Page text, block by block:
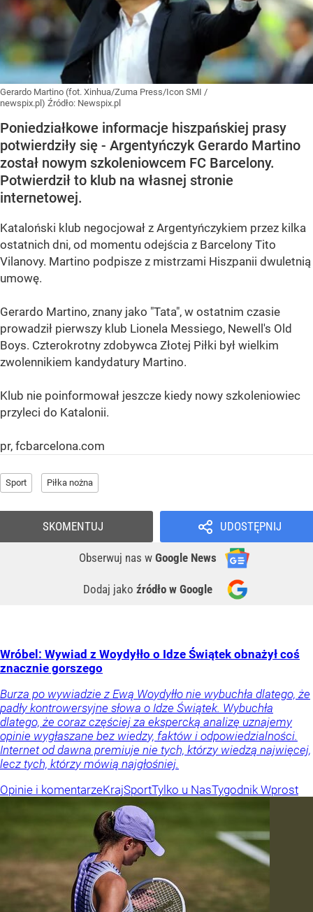
Gerardo Martino (fot. Xinhua/Zuma Press/Icon SMI /
newspix.pl) Źródło: Newspix.pl
Poniedziałkowe informacje hiszpańskiej prasy
potwierdziły się - Argentyńczyk Gerardo Martino
został nowym szkoleniowcem FC Barcelony.
Potwierdził to klub na własnej stronie
internetowej.
Kataloński klub negocjował z Argentyńczykiem przez kilka
ostatnich dni, od momentu odejścia z Barcelony Tito
Vilanovy. Martino podpisze z mistrzami Hiszpanii dwuletnią
umowę.
Gerardo Martino, znany jako "Tata", w ostatnim czasie
prowadził pierwszy klub Lionela Messiego, Newell's Old
Boys. Czterokrotny zdobywca Złotej Piłki był wielkim
zwolennikiem kandydatury Martino.
Klub nie poinformował jeszcze kiedy nowy szkoleniowiec
przyleci do Katalonii.
pr, fcbarcelona.com
Sport Piłka nożna
UDOSTĘPNIJ
Obserwuj nas w Google News
Dodaj jako źródło w Google
SKOMENTUJ
Wróbel: Wywiad z Woydyłło o Idze Świątek obnażył coś
znacznie gorszego
Burza po wywiadzie z Ewą Woydyłło nie wybuchła dlatego, że
padły kontrowersyjne słowa o Idze Świątek. Wybuchła
dlatego, że coraz częściej za ekspercką analizę uznajemy
opinie wygłaszane bez wiedzy, faktów i odpowiedzialności.
Internet od dawna premiuje nie tych, którzy wiedzą najwięcej,
lecz tych, którzy mówią najgłośniej.
Opinie i komentarzeKrajSportTylko u NasTygodnik Wprost